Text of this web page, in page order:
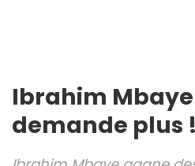
Ibrahim
demande plus !